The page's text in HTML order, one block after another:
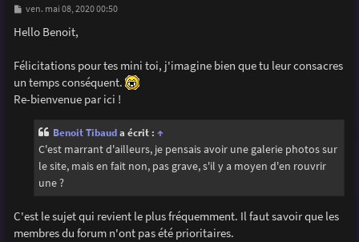
M
s
s
g
e
ven. mai 08, 2020 00:50
Hello Benoit,
Félicitations pour tes mini toi, j'imagine bien que tu leur consacres
un temps conséquent.
Re-bienvenue par ici !
Benoit Tibauda écrit : ↑
C'est marrant d'ailleurs, je pensais avoir une galerie photos sur
le site, mais en fait non, pas grave, s'il y a moyen d'en rouvrir
une ?
C'est le sujet qui revient le plus fréquemment. Il faut savoir que les
membres du forum n'ont pas été prioritaires.